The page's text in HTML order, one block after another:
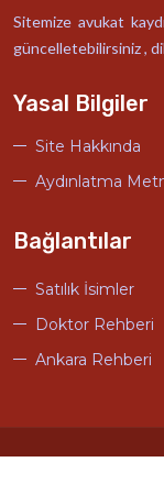
Sitemize avukat
güncelletebilirsiniz ,
Yasal Bilgiler
Site Hakkında
Aydınlatma
Bağlantılar
Satılık İsimler
Doktor Rehberi
Ankara Rehberi